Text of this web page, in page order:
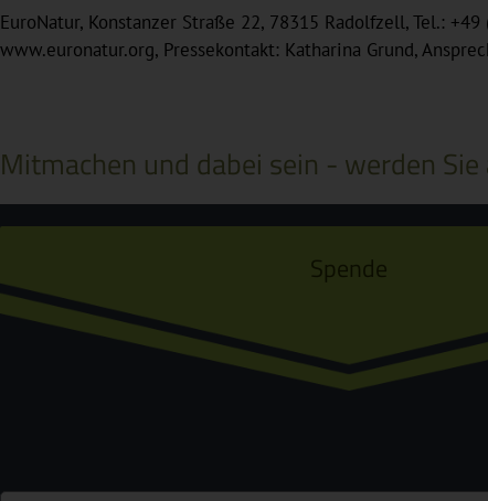
EuroNatur, Konstanzer Straße 22, 78315 Radolfzell, Tel.:
www.euronatur.org, Pressekontakt: Katharina Grund,
Mitmachen und dabei sein - werden
Spende